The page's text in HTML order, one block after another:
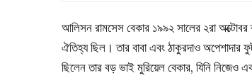
আলিসন রামসেস বেকার ১৯৯২ সালের ২রা
ঐতিহ্য ছিল। তার বাবা এবং ঠাকুরদাও
ছিলেন তার বড় ভাই মুরিয়েল বেকার, যিনি নিজেও